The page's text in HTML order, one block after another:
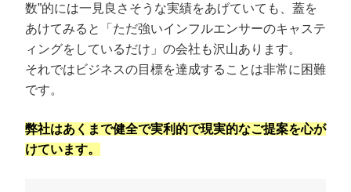
数”的には一見良さそうな実績をあげていても、蓋を
あけてみると「ただ強いインフルエンサーのキャステ
ィングをしているだけ」の会社も沢山あります。
それではビジネスの目標を達成することは非常に困難
です。
弊社はあくまで健全で実利的で現実的なご提案を心が
けています。